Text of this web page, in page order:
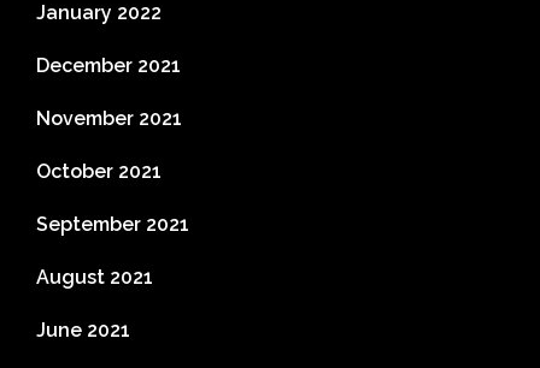
January 2022
December 2021
November 2021
October 2021
September 2021
August 2021
June 2021